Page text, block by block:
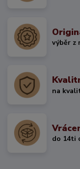
výběr z
na
do 14ti